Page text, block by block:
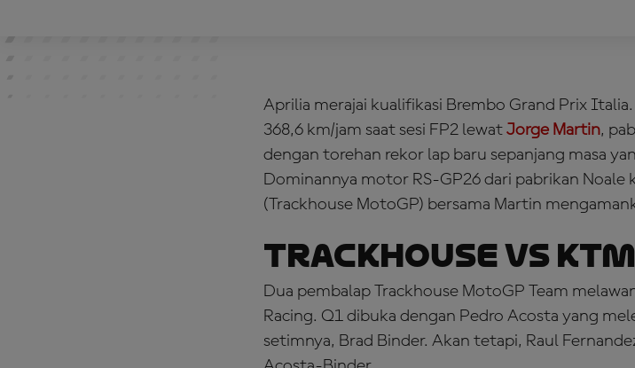
Aprilia merajai kualifikasi Brembo Grand Prix
368,6 km/jam saat sesi FP2 lewat Jorge Martin,
dengan torehan rekor lap baru sepanjang masa
Dominannya motor RS-GP26 dari pabrikan Noale
(Trackhouse MotoGP) bersama Martin
Trackhouse Vs KTM
Dua pembalap Trackhouse MotoGP Team
Racing. Q1 dibuka dengan Pedro Acosta yang
setimnya, Brad Binder. Akan tetapi, Raul